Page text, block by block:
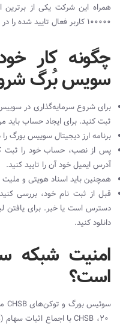
همراه این شرکت یکی از
۱۰۰۰۰۰ کاربر فعال تایید شده را در سطح جهانی به خود جذب کرده است.
چگونه کار
سویس بُرگ
برای شروع سرمایه‌گذاری در
ثبت کنید. برای ایجاد حساب باید
برنامه ارز دیجیتال سوییس بورگ
پس از نصب، حساب خود را ثبت
آدرس ایمیل خود آن را تایید کنید.
همچنین باید اسناد هویتی و ملیت
قبل از ثبت نام خود، بررسی
دسترس است یا خیر. برای یافتن
دانلود کنید.
امنیت شبکه
است؟
سوئیس بورگ و توکن‌هایCHSB
20، CHSBبا اجماع اثبات سهام (